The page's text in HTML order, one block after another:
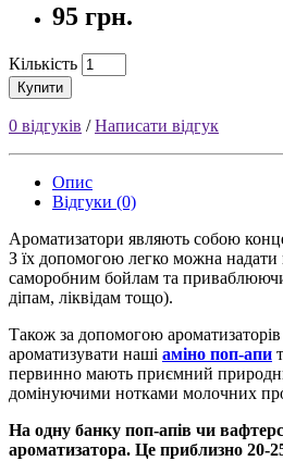
95 грн.
Кількість
Купити
0 відгуків /Написати відгук
Опис
Відгуки (0)
Ароматизатори являють собою
З їх допомогою легко можна надати
саморобним бойлам та
діпам, ліквідам тощо).
Також за допомогою
ароматизувати наші аміно поп-апи
первинно мають приємний
домінуючими нотками молочних
На одну банку поп-апів чи
ароматизатора. Це приблизно 20-